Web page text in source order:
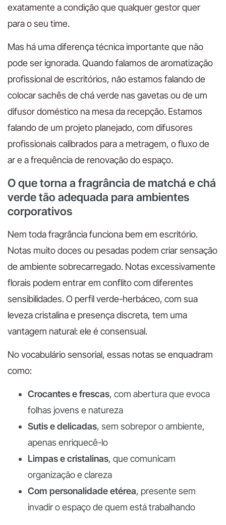
exatamente a condição que qualquer gestor quer
para o seu time.
Mas há uma diferença técnica importante que não
pode ser ignorada. Quando falamos de aromatização
profissional de escritórios, não estamos falando de
colocar sachês de chá verde nas gavetas ou de um
difusor doméstico na mesa da recepção. Estamos
falando de um projeto planejado, com difusores
profissionais calibrados para a metragem, o fluxo de
ar e a frequência de renovação do espaço.
O que torna a fragrância de matchá e chá
verde tão adequada para ambientes
corporativos
Nem toda fragrância funciona bem em escritório.
Notas muito doces ou pesadas podem criar sensação
de ambiente sobrecarregado. Notas excessivamente
florais podem entrar em conflito com diferentes
sensibilidades. O perfil verde-herbáceo, com sua
leveza cristalina e presença discreta, tem uma
vantagem natural: ele é consensual.
No vocabulário sensorial, essas notas se enquadram
como:
Crocantes e frescas, com abertura que evoca
folhas jovens e natureza
Sutis e delicadas, sem sobrepor o ambiente,
apenas enriquecê-lo
Limpas e cristalinas, que comunicam
organização e clareza
Com personalidade etérea, presente sem
invadir o espaço de quem está trabalhando